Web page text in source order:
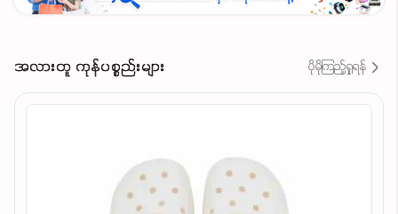
အလားတူ ကုန်ပစ္စည်းများ ပိုမိုကြည့်ရှုရန်